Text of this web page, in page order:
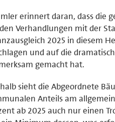
erinnert daran, dass die
Verhandlungen mit der
2025 in diesem
und auf die
gemacht hat.
sieht die Abgeordnete
Anteils am
ab 2025 auch nur einen